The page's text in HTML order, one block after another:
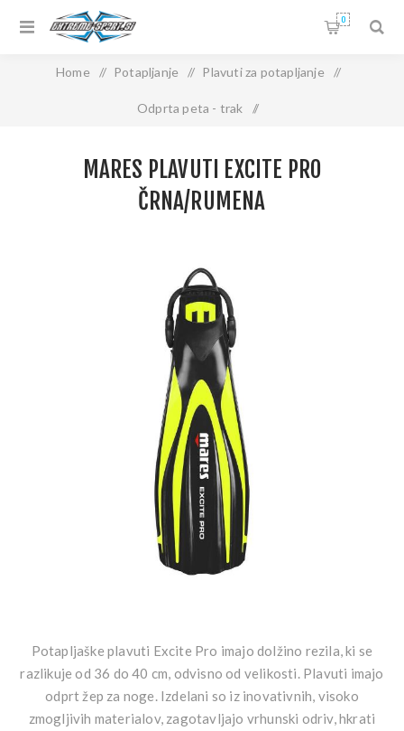
0
Home / Potapljanje / Plavuti za potapljanje /
Odprta peta - trak /
MARES PLAVUTI EXCITE PRO
ČRNA/RUMENA
Potapljaške plavuti Excite Pro imajo dolžino rezila, ki se
razlikuje od 36 do 40 cm, odvisno od velikosti. Plavuti imajo
odprt žep za noge. Izdelani so iz inovativnih, visoko
zmogljivih materialov, zagotavljajo vrhunski odriv, hkrati